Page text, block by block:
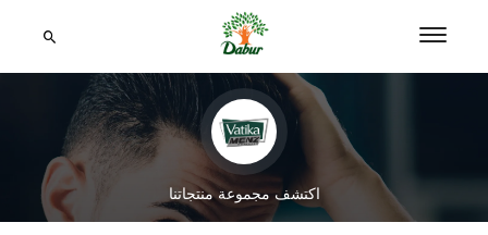
اكتشف مجموعة منتجاتنا